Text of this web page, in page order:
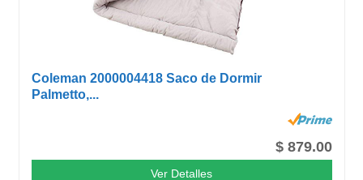
Coleman 2000004418 Saco de Dormir
Palmetto,...
$ 879.00
Ver Detalles